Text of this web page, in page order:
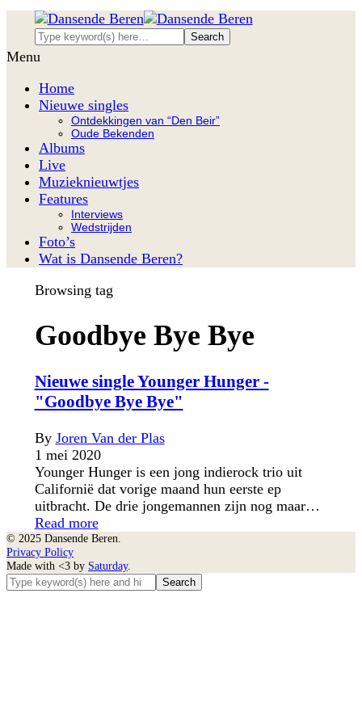
Menu
Home
Nieuwe singles
Ontdekkingen van “Den Beir”
Oude Bekenden
Albums
Live
Muzieknieuwtjes
Features
Interviews
Wedstrijden
Foto’s
Wat is Dansende Beren?
Browsing tag
Goodbye Bye Bye
Nieuwe single Younger Hunger -
"Goodbye Bye Bye"
By Joren Van der Plas
1 mei 2020
Younger Hunger is een jong indierock trio uit
Californië dat vorige maand hun eerste ep
uitbracht. De drie jongemannen zijn nog maar…
Read more
© 2025 Dansende Beren.
Privacy Policy
Made with <3 by Saturday.